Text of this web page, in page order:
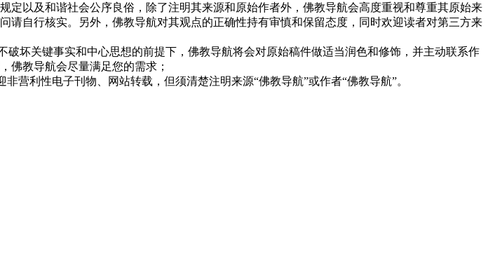
定以及和谐社会公序良俗，除了注明其来源和原始作者外，佛教导航会高度重视和尊重其原始来
自行核实。另外，佛教导航对其观点的正确性持有审慎和保留态度，同时欢迎读者对第三方来
坏关键事实和中心思想的前提下，佛教导航将会对原始稿件做适当润色和修饰，并主动联系作
佛教导航会尽量满足您的需求；
营利性电子刊物、网站转载，但须清楚注明来源“佛教导航”或作者“佛教导航”。